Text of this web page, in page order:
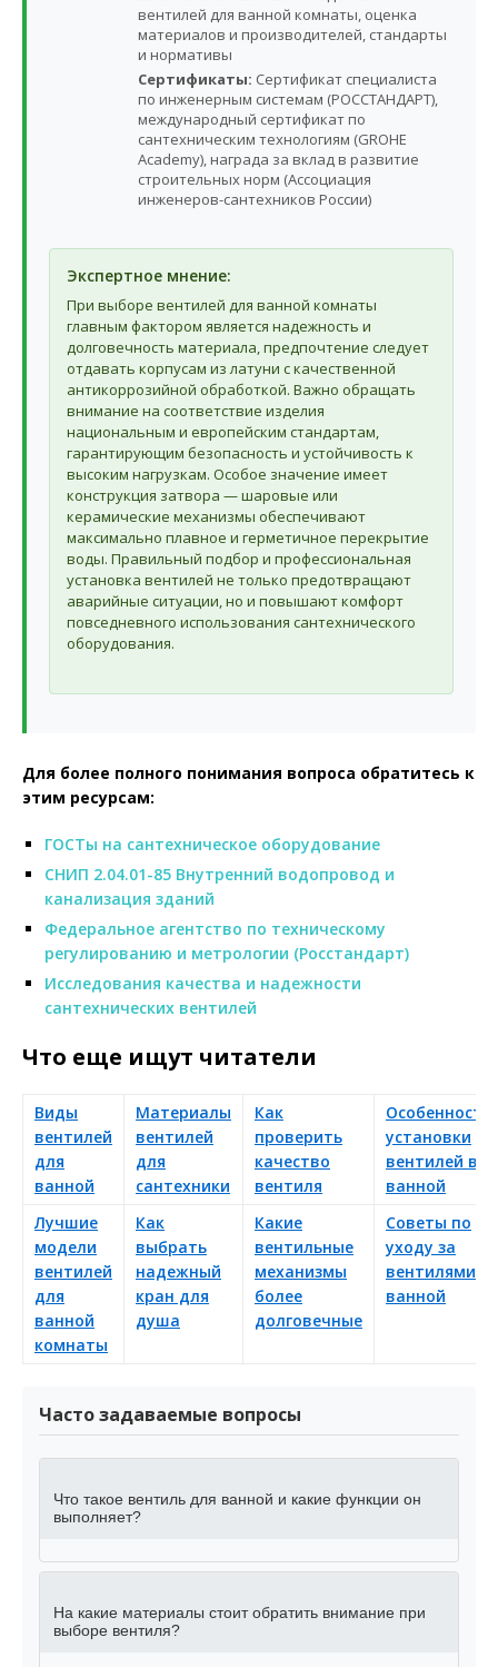
вентилей для ванной комнаты, оценка
материалов и производителей, стандарты
и нормативы
Сертификаты: Сертификат специалиста
по инженерным системам (РОССТАНДАРТ),
международный сертификат по
сантехническим технологиям (GROHE
Academy), награда за вклад в развитие
строительных норм (Ассоциация
инженеров-сантехников России)
Экспертное мнение:
При выборе вентилей для ванной комнаты
главным фактором является надежность и
долговечность материала, предпочтение следует
отдавать корпусам из латуни с качественной
антикоррозийной обработкой. Важно обращать
внимание на соответствие изделия
национальным и европейским стандартам,
гарантирующим безопасность и устойчивость к
высоким нагрузкам. Особое значение имеет
конструкция затвора — шаровые или
керамические механизмы обеспечивают
максимально плавное и герметичное перекрытие
воды. Правильный подбор и профессиональная
установка вентилей не только предотвращают
аварийные ситуации, но и повышают комфорт
повседневного использования сантехнического
оборудования.
Для более полного понимания вопроса обратитесь к
этим ресурсам:
ГОСТы на сантехническое оборудование
СНИП 2.04.01-85 Внутренний водопровод и
канализация зданий
Федеральное агентство по техническому
регулированию и метрологии (Росстандарт)
Исследования качества и надежности
сантехнических вентилей
Что еще ищут читатели
Виды
вентилей
для
ванной
Материалы
вентилей
для
сантехники
Как
проверить
качество
вентиля
Особенности
установки
вентилей в
ванной
Лучшие
модели
вентилей
для
ванной
комнаты
Как
выбрать
надежный
кран для
душа
Какие
вентильные
механизмы
более
долговечные
Советы по
уходу за
вентилями в
ванной
Часто задаваемые вопросы
Что такое вентиль для ванной и какие функции он
выполняет?
На какие материалы стоит обратить внимание при
выборе вентиля?